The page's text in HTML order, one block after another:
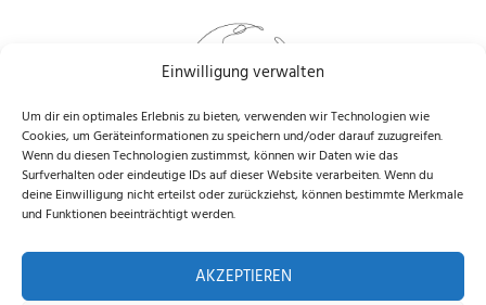
Einwilligung verwalten
Um dir ein optimales Erlebnis zu bieten, verwenden wir Technologien wie
Cookies, um Geräteinformationen zu speichern und/oder darauf zuzugreifen.
Wenn du diesen Technologien zustimmst, können wir Daten wie das
Surfverhalten oder eindeutige IDs auf dieser Website verarbeiten. Wenn du
deine Einwilligung nicht erteilst oder zurückziehst, können bestimmte Merkmale
und Funktionen beeinträchtigt werden.
AKZEPTIEREN
ImpressumDatenschutz
Produktabbildungen dienen der Illustration. Sie können Zubehör oder Ausstattung